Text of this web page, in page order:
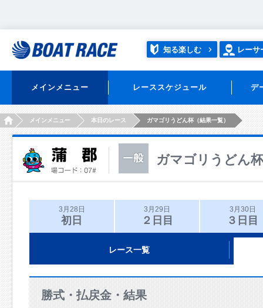
知る楽しむ レーサ
メインメニュー レーススケジュール デ
HOMEメインメニュー 本日のレース ガマゴリうどん杯（結果一覧）
ガマゴリうどん杯
3月28日
初日
3月29日
２日目
3月30日
３日目
レース一覧
勝式・払戻金・結果